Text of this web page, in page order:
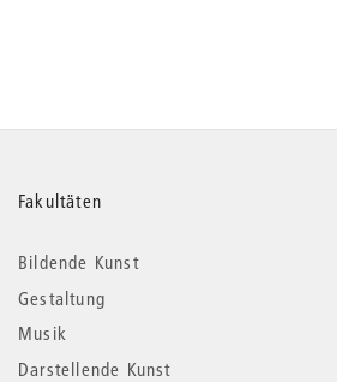
Weitere
Informationen
Fakultäten
Bildende Kunst
Gestaltung
Musik
Darstellende Kunst